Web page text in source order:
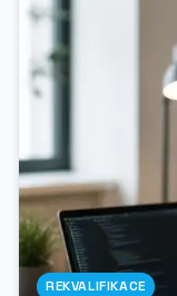
REKVALIFIKACE